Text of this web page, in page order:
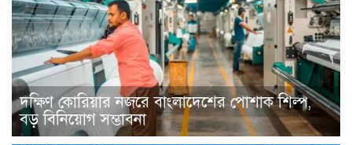
দক্ষিণ কোরিয়ার নজরে বাংলাদেশের পোশাক শিল্প,
বড় বিনিয়োগ সম্ভাবনা